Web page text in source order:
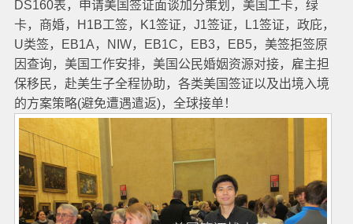
DS160表，申请美国签证面谈加分策划，美国工卡，绿
卡，商婚，H1B工签，K1签证，J1签证，L1签证，政庇，
U类签，EB1A，NIW，EB1C，EB3，EB5，美签拒签原
因查询，美国工作安排，美国公民婚姻资源对接，雇主担
保移民，赴美生子全程协助，各类美国签证以及出境入境
的方案策略(避免遭遇遣返)，全球接单！